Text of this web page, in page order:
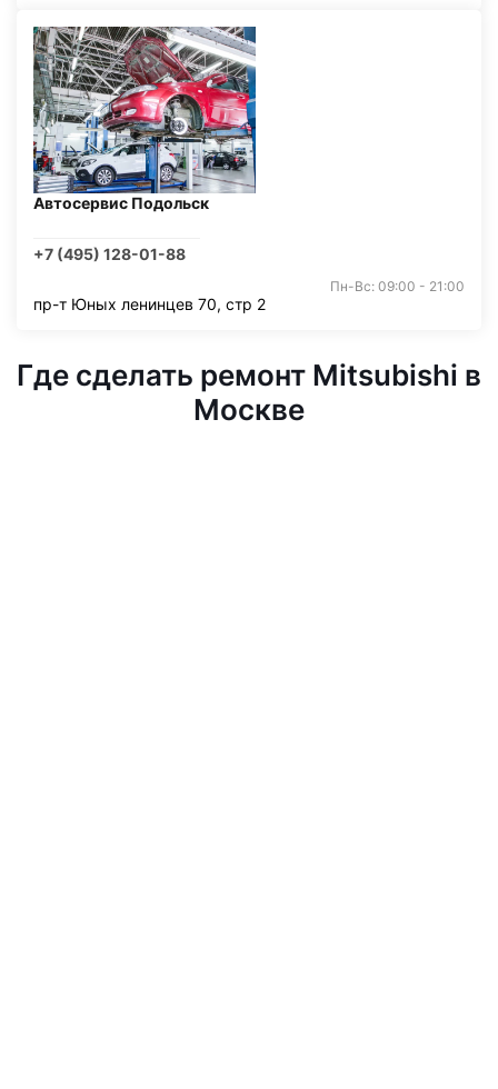
Автосервис Подольск
+7 (495) 128-01-88
Пн-Вс: 09:00 - 21:00
пр-т Юных ленинцев 70, стр 2
Где сделать ремонт Mitsubishi в
Москве